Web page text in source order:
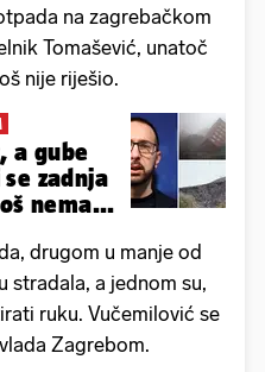
na zagrebačkom
Tomašević, unatoč
nije riješio.
a gube
zadnja
nema...
drugom u manje od
stradala, a jednom su,
ruku. Vučemilović se
Zagrebom.